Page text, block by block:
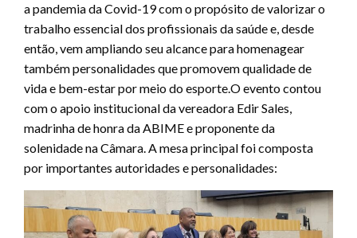
a pandemia da Covid-19 com o propósito de valorizar o
trabalho essencial dos profissionais da saúde e, desde
então, vem ampliando seu alcance para homenagear
também personalidades que promovem qualidade de
vida e bem-estar por meio do esporte.O evento contou
com o apoio institucional da vereadora Edir Sales,
madrinha de honra da ABIME e proponente da
solenidade na Câmara. A mesa principal foi composta
por importantes autoridades e personalidades: